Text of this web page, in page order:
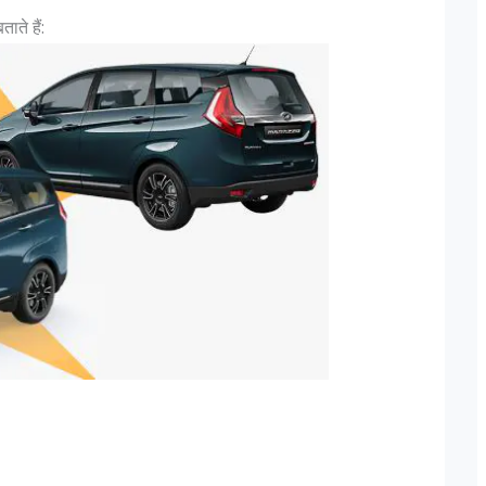
हैं:
के पदचिन्हों के बारे
"एक फ़ौजी का
यह तो एक ऑफिसर होता
आगे बढ़ते हुए Lt Gen P